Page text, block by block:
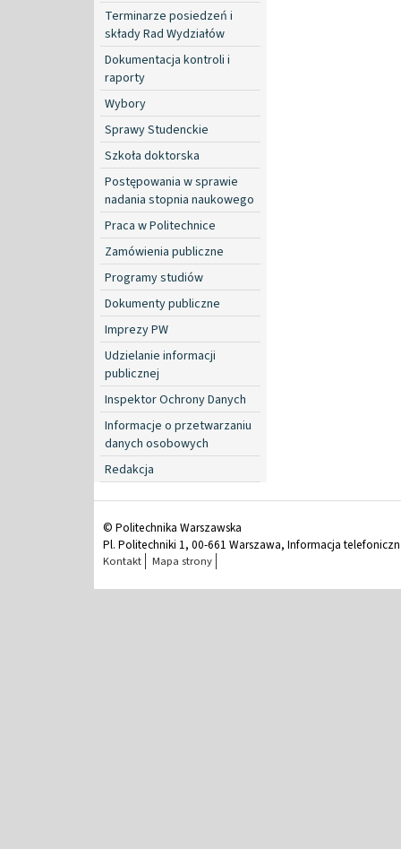
Terminarze posiedzeń i
składy Rad Wydziałów
Dokumentacja kontroli i
raporty
Wybory
Sprawy Studenckie
Szkoła doktorska
Postępowania w sprawie
nadania stopnia naukowego
Praca w Politechnice
Zamówienia publiczne
Programy studiów
Dokumenty publiczne
Imprezy PW
Udzielanie informacji
publicznej
Inspektor Ochrony Danych
Informacje o przetwarzaniu
danych osobowych
Redakcja
© Politechnika Warszawska
Pl. Politechniki 1, 00-661 Warszawa, Informacja
Kontakt Mapa strony